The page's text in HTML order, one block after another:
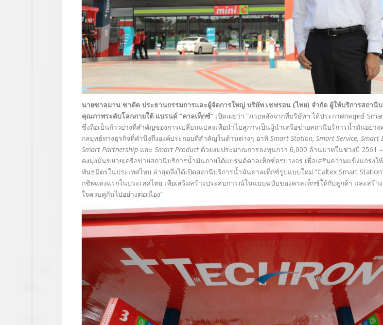
นายซาลมาน ซาดัต ประธานกรรมการและผู้จัดการใหญ่ บริษัท เชฟรอน (ไทย) จำกัด ผู้ให้บริการสถานี
คุณภาพระดับโลกภายใต้ แบรนด์ “คาลเท็กซ์”เปิดเผยว่า “ภายหลังจากที่บริษัทฯ ได้ประกาศกลยุทธ์
ซึ่งถือเป็นก้าวย่างที่สำคัญของการเปลี่ยนแปลงเพื่อนำไปสู่การเป็นผู้นำเครือข่ายสถานีบริการน้ำมันอย่าง
กลยุทธ์ทางธุรกิจที่คำนึงถึงองค์ประกอบที่สำคัญในด้านต่างๆ อาทิ Smart Station, Smart Service,
Smart Partnershipและ Smart Productด้วยงบประมาณการลงทุนกว่า 6,000 ล้านบาทในช่วงปี 2561
คงมุ่งมั่นขยายเครือข่ายสถานีบริการน้ำมันภายใต้แบรนด์คาลเท็กซ์ครบวงจร เพื่อเสริมความแข็งแกร่งใ
พันธมิตรในประเทศไทย ล่าสุดจึงได้เปิดสถานีบริการน้ำมันคาลเท็กซ์รูปแบบใหม่ “Caltex Smart
กชิพแห่งแรกในประเทศไทย เพื่อเสริมสร้างประสบการณ์ในแบบฉบับของคาลเท็กซ์ให้กับลูกค้า และสร้
ใจควบคู่กันไปอย่างต่อเนื่อง”